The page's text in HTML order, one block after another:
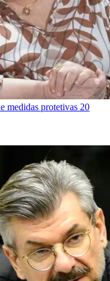
medidas protetivas 20